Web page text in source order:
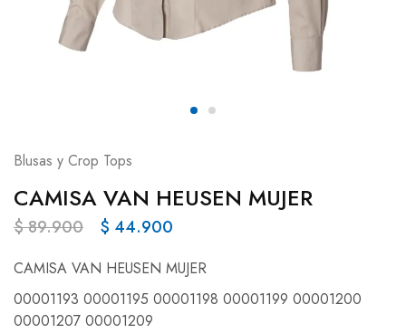
Blusas y Crop Tops
CAMISA VAN HEUSEN MUJER
$89.900 $ 44.900
CAMISA VAN HEUSEN MUJER
00001193 00001195 00001198 00001199 00001200
00001207 00001209